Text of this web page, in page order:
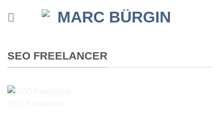
SEO FREELANCER